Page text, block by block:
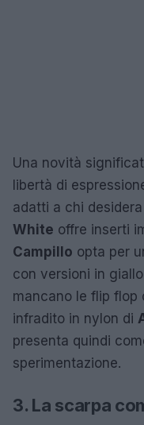
Una novità
libertà di
adatti a chi
White offre inserti
Campillo opta per
con versioni in
mancano le flip flop
infradito in nylon di
presenta quindi
sperimentazione.
3. La scarpa